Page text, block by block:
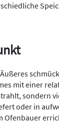
mit einer
sondern
oder in
Ofenbauer